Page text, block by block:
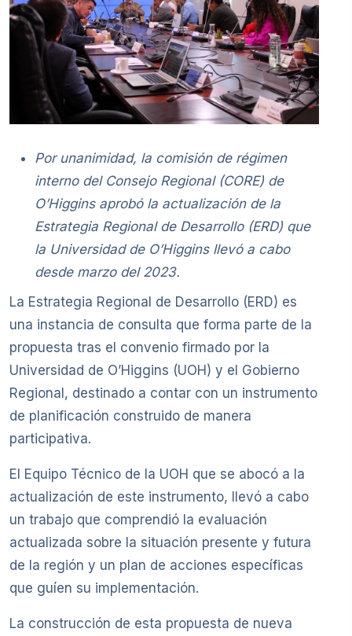
Por unanimidad, la comisión de régimen
interno del Consejo Regional (CORE) de
O’Higgins aprobó la actualización de la
Estrategia Regional de Desarrollo (ERD) que
la Universidad de O’Higgins llevó a cabo
desde marzo del 2023.
La Estrategia Regional de Desarrollo (ERD) es
una instancia de consulta que forma parte de la
propuesta tras el convenio firmado por la
Universidad de O’Higgins (UOH) y el Gobierno
Regional, destinado a contar con un instrumento
de planificación construido de manera
participativa.
El Equipo Técnico de la UOH que se abocó a la
actualización de este instrumento, llevó a cabo
un trabajo que comprendió la evaluación
actualizada sobre la situación presente y futura
de la región y un plan de acciones específicas
que guíen su implementación.
La construcción de esta propuesta de nueva